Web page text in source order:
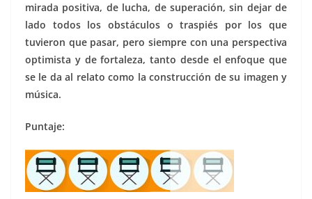
mirada positiva, de lucha, de superación, sin dejar de
lado todos los obstáculos o traspiés por los que
tuvieron que pasar, pero siempre con una perspectiva
optimista y de fortaleza, tanto desde el enfoque que
se le da al relato como la construcción de su imagen y
música.
Puntaje: